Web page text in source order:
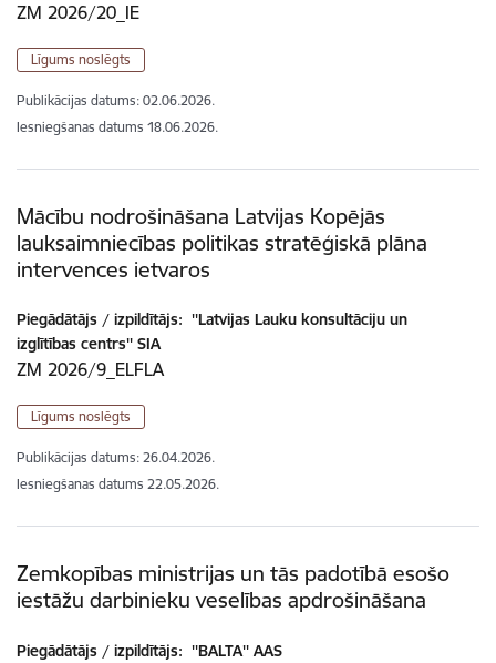
ZM 2026/20_IE
Līgums noslēgts
Publikācijas datums: 02.06.2026.
Iesniegšanas datums 18.06.2026.
Mācību nodrošināšana Latvijas Kopējās
lauksaimniecības politikas stratēģiskā plāna
intervences ietvaros
Piegādātājs / izpildītājs: ''Latvijas Lauku konsultāciju un
izglītības centrs'' SIA
ZM 2026/9_ELFLA
Līgums noslēgts
Publikācijas datums: 26.04.2026.
Iesniegšanas datums 22.05.2026.
Zemkopības ministrijas un tās padotībā esošo
iestāžu darbinieku veselības apdrošināšana
Piegādātājs / izpildītājs: ''BALTA'' AAS